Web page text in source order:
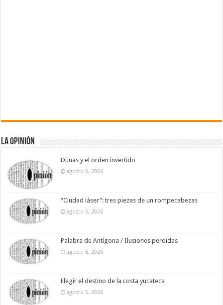
La Opinión
Dunas y el orden invertido
agosto 6, 2026
“Ciudad láser”: tres piezas de un rompecabezas
agosto 6, 2026
Palabra de Antígona / Ilusiones perdidas
agosto 6, 2026
Elegir el destino de la costa yucateca
agosto 5, 2026